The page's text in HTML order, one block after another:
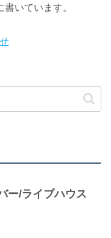
いています。
ー/ライブハウス